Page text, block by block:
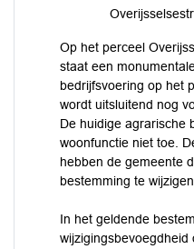
Op het perceel
staat een
bedrijfsvoering op het
wordt uitsluitend nog
De huidige agrarische
woonfunctie niet toe.
hebben de gemeente
bestemming te
In het geldende